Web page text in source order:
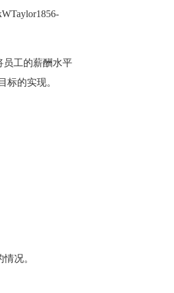
员工的薪酬水平
标的实现。
况。